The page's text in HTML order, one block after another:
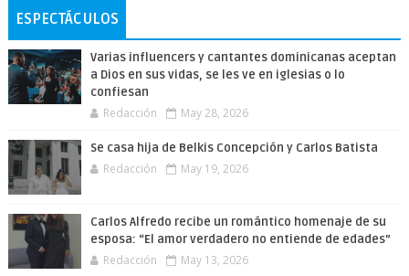
ESPECTÁCULOS
Varias influencers y cantantes dominicanas aceptan
a Dios en sus vidas, se les ve en iglesias o lo
confiesan
Redacción May 28, 2026
Se casa hija de Belkis Concepción y Carlos Batista
Redacción May 19, 2026
Carlos Alfredo recibe un romántico homenaje de su
esposa: “El amor verdadero no entiende de edades”
Redacción May 13, 2026